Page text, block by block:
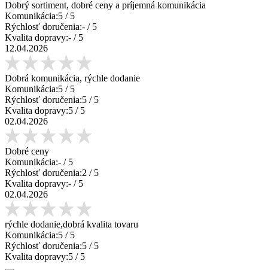
Dobrý sortiment, dobré ceny a príjemná komunikácia
Komunikácia:5 / 5
Rýchlosť doručenia:- / 5
Kvalita dopravy:- / 5
12.04.2026
Dobrá komunikácia, rýchle dodanie
Komunikácia:5 / 5
Rýchlosť doručenia:5 / 5
Kvalita dopravy:5 / 5
02.04.2026
Dobré ceny
Komunikácia:- / 5
Rýchlosť doručenia:2 / 5
Kvalita dopravy:- / 5
02.04.2026
rýchle dodanie,dobrá kvalita tovaru
Komunikácia:5 / 5
Rýchlosť doručenia:5 / 5
Kvalita dopravy:5 / 5